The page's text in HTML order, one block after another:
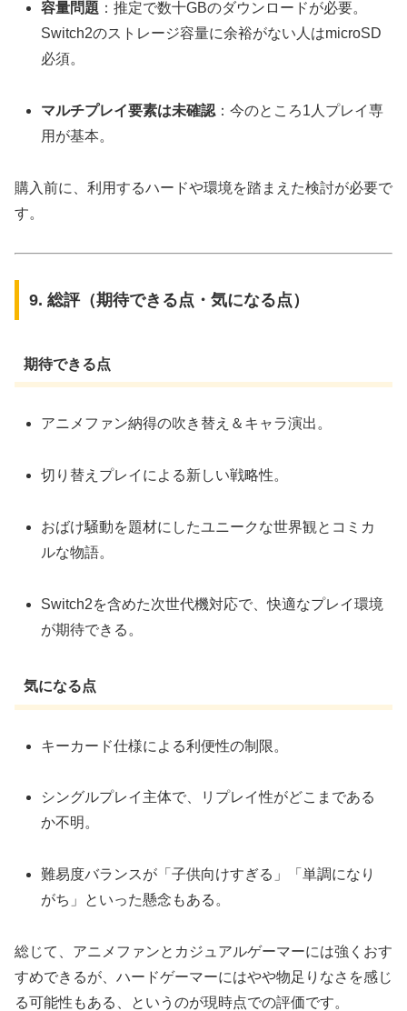
容量問題 ：推定で数十GBのダウンロードが必要。
Switch2のストレージ容量に余裕がない人はmicroSD
必須。
マルチプレイ要素は未確認 ：今のところ1人プレイ専
用が基本。
購入前に、利用するハードや環境を踏まえた検討が必要で
す。
9. 総評（期待できる点・気になる点）
期待できる点
アニメファン納得の吹き替え＆キャラ演出。
切り替えプレイによる新しい戦略性。
おばけ騒動を題材にしたユニークな世界観とコミカ
ルな物語。
Switch2を含めた次世代機対応で、快適なプレイ環境
が期待できる。
気になる点
キーカード仕様による利便性の制限。
シングルプレイ主体で、リプレイ性がどこまである
か不明。
難易度バランスが「子供向けすぎる」「単調になり
がち」といった懸念もある。
総じて、アニメファンとカジュアルゲーマーには強くおす
すめできるが、ハードゲーマーにはやや物足りなさを感じ
る可能性もある、というのが現時点での評価です。